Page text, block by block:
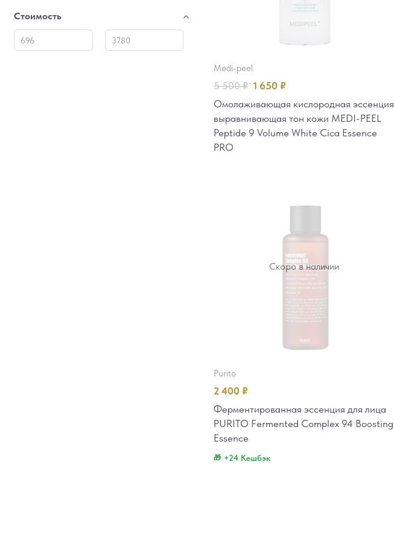
Стоимость
medi-peel
5 500₽ 1 650 ₽
Омолаживающая кислородная эссенция
выравнивающая тон кожи MEDI-PEEL
Peptide 9 Volume White Cica Essence
PRO
Скоро в наличии
purito
2 400 ₽
Ферментированная эссенция для лица
PURITO Fermented Complex 94 Boosting
Essence
+24 Кешбэк